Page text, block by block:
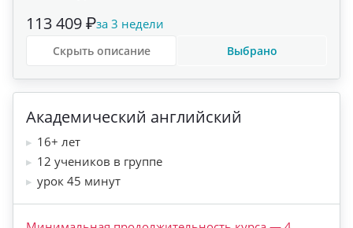
113 409 ₽за 3 недели
Выбрано
Скрыть описание
Академический английский
16+ лет
12 учеников в группе
урок 45 минут